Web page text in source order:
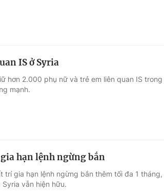
IS ở Syria
hơn 2.000 phụ nữ và trẻ em liên quan IS trong
mạnh.
hạn lệnh ngừng bắn
trí gia hạn lệnh ngừng bắn thêm tối đa 1 tháng,
vẫn hiện hữu.